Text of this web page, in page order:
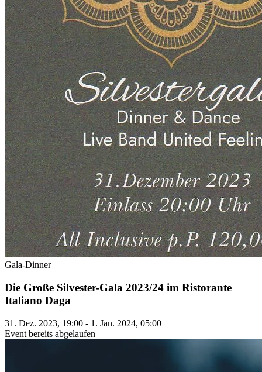
Gala-Dinner
Die Große Silvester-Gala 2023/24 im Ristorante
Italiano Daga
31. Dez. 2023, 19:00 - 1. Jan. 2024, 05:00
Event bereits abgelaufen